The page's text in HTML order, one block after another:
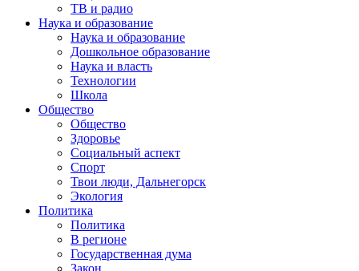
ТВ и радио
Наука и образование
Наука и образование
Дошкольное образование
Наука и власть
Технологии
Школа
Общество
Общество
Здоровье
Социальный аспект
Спорт
Твои люди, Дальнегорск
Экология
Политика
Политика
В регионе
Государственная дума
Закон